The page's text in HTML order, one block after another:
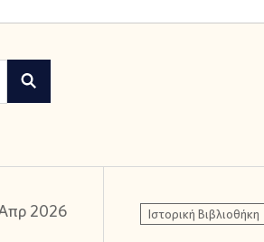
2026 Ιστορική Βιβλιοθήκη